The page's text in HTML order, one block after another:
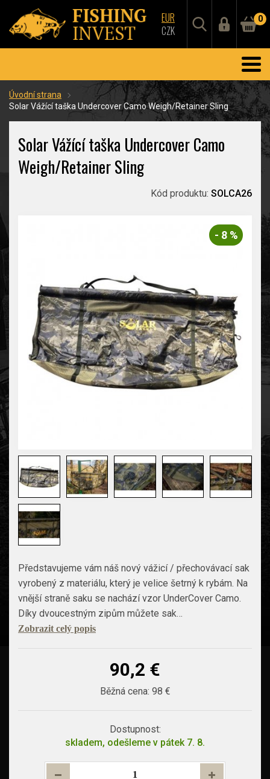
EUR
CZK
0
Úvodní strana
Solar Vážící taška Undercover Camo Weigh/Retainer Sling
Solar Vážící taška Undercover Camo
Weigh/Retainer Sling
Kód produktu: SOLCA26
- 8 %
Představujeme vám náš nový vážicí / přechovávací sak
vyrobený z materiálu, který je velice šetrný k rybám. Na
vnější straně saku se nachází vzor UnderCover Camo.
Díky dvoucestným zipům můžete sak…
Zobrazit celý popis
90,2 €
Běžná cena: 98 €
Dostupnost:
skladem, odešleme v pátek 7. 8.